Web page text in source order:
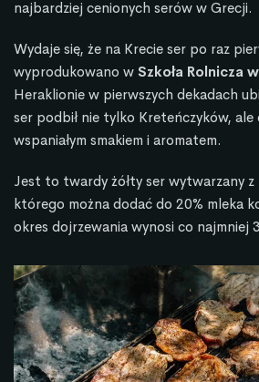
najbardziej cenionych serów w Grecji.
Wydaje się, że na Krecie ser po raz
wyprodukowano w Szkoła Rolnicza
Heraklionie w pierwszych dekadach
ser podbił nie tylko Kreteńczyków, ale
wspaniałym smakiem i aromatem.
Jest to twardy żółty ser wytwarzany z
którego można dodać do 20% mleka
okres dojrzewania wynosi co najmniej